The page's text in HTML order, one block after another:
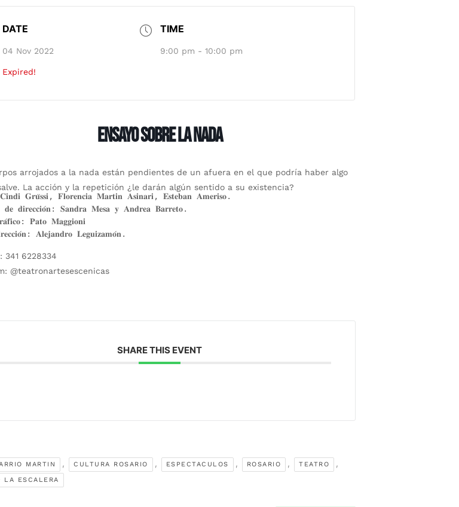
DATE
04 Nov 2022
Expired!
TIME
9:00 pm - 10:00 pm
ENSAYO SOBRE LA NADA
arrojados a la nada están pendientes de un afuera en el que podría haber algo
La acción y la repetición ¿le darán algún sentido a su existencia?
𝐆𝐫𝐮̈𝐬𝐬𝐢, 𝐅𝐥𝐨𝐫𝐞𝐧𝐜𝐢𝐚 𝐌𝐚𝐫𝐭𝐢𝐧 𝐀𝐬𝐢𝐧𝐚𝐫𝐢, 𝐄𝐬𝐭𝐞𝐛𝐚𝐧 𝐀𝐦𝐞𝐫𝐢𝐬𝐨.
𝐝𝐞 𝐝𝐢𝐫𝐞𝐜𝐜𝐢𝐨́𝐧: 𝐒𝐚𝐧𝐝𝐫𝐚 𝐌𝐞𝐬𝐚 𝐲 𝐀𝐧𝐝𝐫𝐞𝐚 𝐁𝐚𝐫𝐫𝐞𝐭𝐨.
𝐏𝐚𝐭𝐨 𝐌𝐚𝐠𝐠𝐢𝐨𝐧𝐢
𝐀𝐥𝐞𝐣𝐚𝐧𝐝𝐫𝐨 𝐋𝐞𝐠𝐮𝐢𝐳𝐚𝐦𝐨́𝐧.
341 6228334
@teatronartesescenicas
SHARE THIS EVENT
MARTIN , CULTURA ROSARIO , ESPECTACULOS , ROSARIO , TEATRO ,
LA ESCALERA